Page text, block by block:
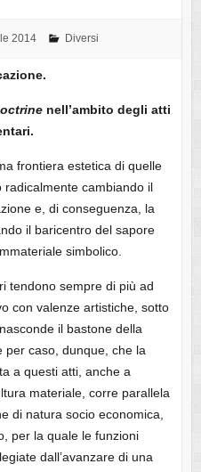
2014 Diversi
nell’ambito degli atti
frontiera estetica di quelle
cambiando il
e, di conseguenza, la
il baricentro del sapore
simbolico.
tendono sempre di più ad
con valenze artistiche, sotto
il bastone della
per caso, dunque, che la
a questi atti, anche a
materiale, corre parallela
di natura socio economica,
per la quale le funzioni
dall’avanzare di una